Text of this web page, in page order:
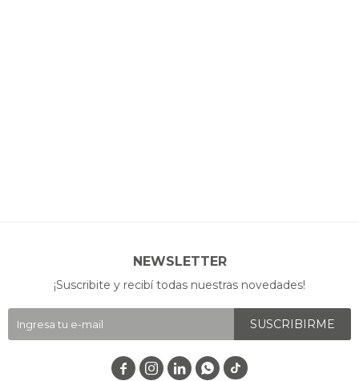
NEWSLETTER
¡Suscribite y recibí todas nuestras novedades!
SUSCRIBIRME
   